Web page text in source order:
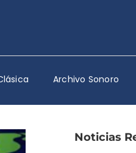
Archivo Sonoro
Noticias